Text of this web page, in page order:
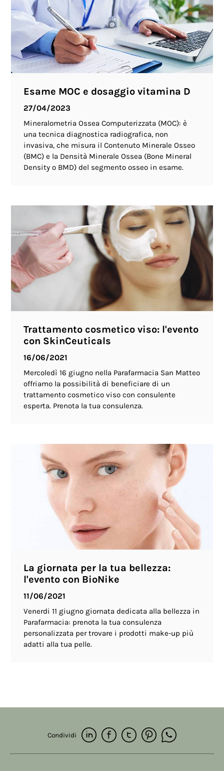
Esame MOC e dosaggio vitamina D
27/04/2023
Mineralometria Ossea Computerizzata (MOC): è
una tecnica diagnostica radiografica, non
invasiva, che misura il Contenuto Minerale Osseo
(BMC) e la Densità Minerale Ossea (Bone Mineral
Density o BMD) del segmento osseo in esame.
Trattamento cosmetico viso: l'evento
con SkinCeuticals
16/06/2021
Mercoledì 16 giugno nella Parafarmacia San Matteo
offriamo la possibilità di beneficiare di un
trattamento cosmetico viso con consulente
esperta. Prenota la tua consulenza.
La giornata per la tua bellezza:
l'evento con BioNike
11/06/2021
Venerdi 11 giugno giornata dedicata alla bellezza in
Parafarmacia: prenota la tua consulenza
personalizzata per trovare i prodotti make-up più
adatti alla tua pelle.
Condividi